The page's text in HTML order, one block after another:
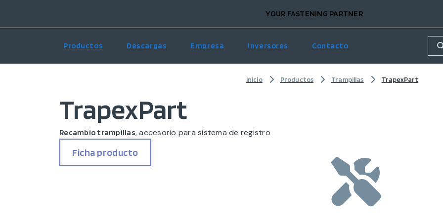
YOUR FASTENING PARTNER
Productos Descargas Empresa Inversores Contacto
Inicio Productos Trampillas TrapexPart
TrapexPart
Recambio trampillas, accesorio para sistema de registro
Ficha producto